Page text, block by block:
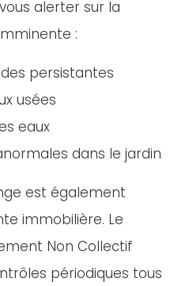
alerter sur la
:
persistantes
usées
eaux
dans le jardin
est également
immobilière. Le
Non Collectif
périodiques tous